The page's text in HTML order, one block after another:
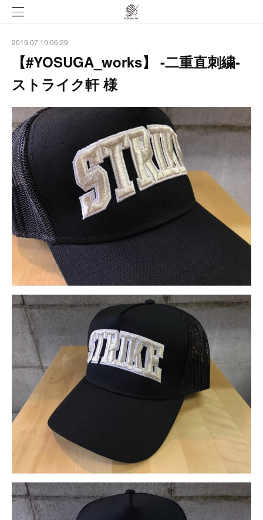
2019.07.10 06:29
【#YOSUGA_works】 -二重直刺繍-
ストライク軒 様